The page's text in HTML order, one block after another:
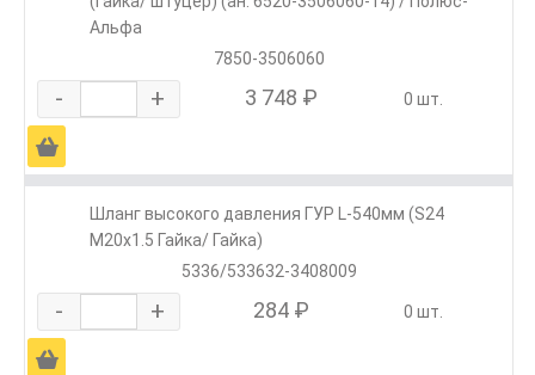
Альфа
7850-3506060
- + 3 748 ₽ 0 шт.
Ä
Шланг высокого давления ГУР L-540мм (S24
М20х1.5 Гайка/ Гайка)
5336/533632-3408009
- + 284 ₽ 0 шт.
Ä